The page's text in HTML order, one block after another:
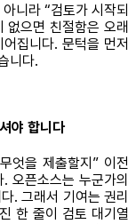
니라 “검토가 시작되
없으면 친절함은 오래
집니다. 문턱을 먼저
니다.
야 합니다
엇을 제출할지” 이전
오픈소스는 누군가의
. 그래서 기여는 권리
한 줄이 검토 대기열